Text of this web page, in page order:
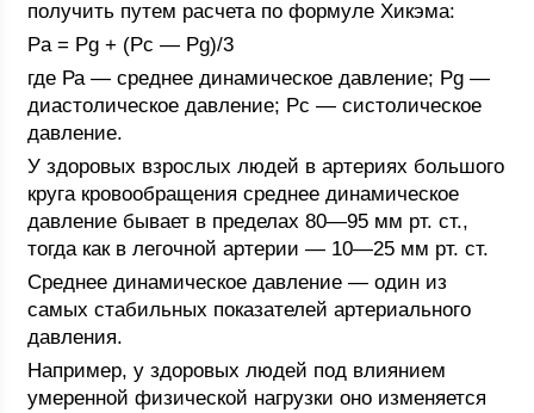
получить путем расчета по формуле Хикэма:
Pa = Pg + (Pc — Pg)/3
где Ра — среднее динамическое давление; Pg —
диастолическое давление; Рc — систолическое
давление.
У здоровых взрослых людей в артериях большого
круга кровообращения среднее динамическое
давление бывает в пределах 80—95 мм рт. ст.,
тогда как в легочной артерии — 10—25 мм рт. ст.
Среднее динамическое давление — один из
самых стабильных показателей артериального
давления.
Например, у здоровых людей под влиянием
умеренной физической нагрузки оно изменяется